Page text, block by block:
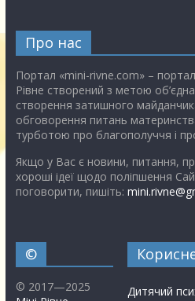
Про нас
Портал «mini-rivne.com» –
Рівне створений з метою
створення затишного
обговорення питань
турботою про благополуччя і
Якщо у Вас є новини, питання,
хороші ідеї щодо поліпшення
поговорити, пишіть:
©
© 2017—2025
Дитячий